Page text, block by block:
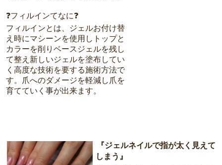
❓フィルインてなに❓
フィルインとは、ジェルお付け替
え時にマシーンを使用しトップと
カラーを削りベースジェルを残し
て整え新しいジェルを塗布してい
く高度な技術を要する施術方法で
す。爪へのダメージを軽減し爪を
育てていく事が出来ます。
『ジェルネイルで指が太く見えて
しまう』